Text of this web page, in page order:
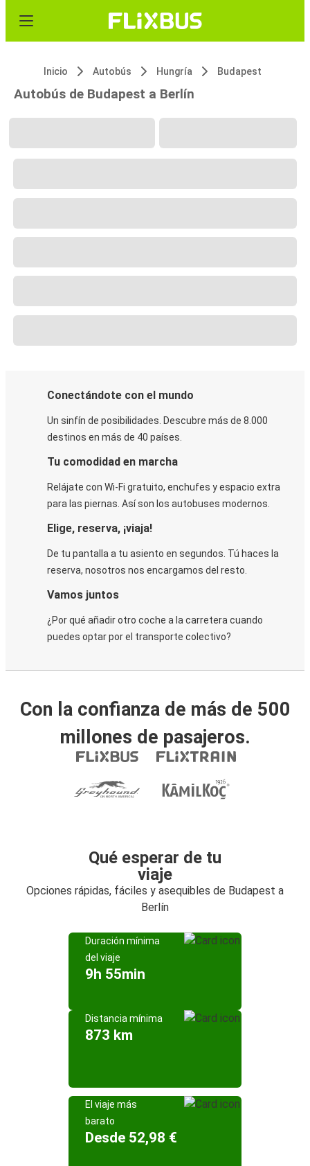
Inicio Autobús Hungría Budapest
Autobús de Budapest a Berlín
Conectándote con el mundo
Un sinfín de posibilidades. Descubre más de 8.000
destinos en más de 40 países.
Tu comodidad en marcha
Relájate con Wi-Fi gratuito, enchufes y espacio extra
para las piernas. Así son los autobuses modernos.
Elige, reserva, ¡viaja!
De tu pantalla a tu asiento en segundos. Tú haces la
reserva, nosotros nos encargamos del resto.
Vamos juntos
¿Por qué añadir otro coche a la carretera cuando
puedes optar por el transporte colectivo?
Con la confianza de más de 500
millones de pasajeros.
Qué esperar de tu
viaje
Opciones rápidas, fáciles y asequibles de Budapest a
Berlín
Duración mínima
del viaje
9h 55min
Distancia mínima
873 km
El viaje más
barato
Desde 52,98 €